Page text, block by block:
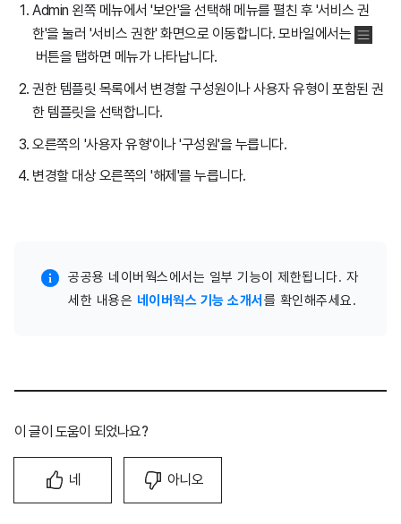
Admin 왼쪽 메뉴에서 '보안'을 선택해 메뉴를 펼친 후 '서비스 권
한'을 눌러 '서비스 권한' 화면으로 이동합니다. 모바일에서는
버튼을 탭하면 메뉴가 나타납니다.
권한 템플릿 목록에서 변경할 구성원이나 사용자 유형이 포함된 권
한 템플릿을 선택합니다.
오른쪽의 '사용자 유형'이나 '구성원'을 누릅니다.
변경할 대상 오른쪽의 '해제'를 누릅니다.
공공용 네이버웍스에서는 일부 기능이 제한됩니다. 자
세한 내용은 네이버웍스 기능 소개서 를 확인해주세요.
이 글이 도움이 되었나요?
네 아니오